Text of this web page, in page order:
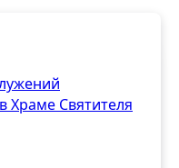
Храме Святителя